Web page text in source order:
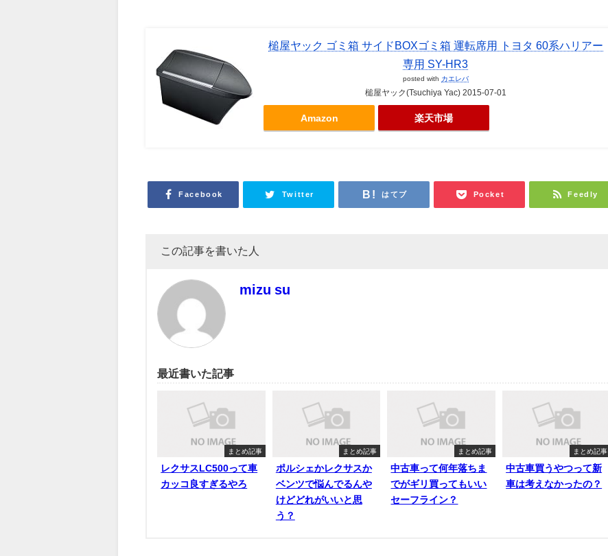
槌屋ヤック ゴミ箱 サイドBOXゴミ箱 運転席用 トヨタ 60系ハリアー
専用 SY-HR3
posted with カエレバ
槌屋ヤック(Tsuchiya Yac) 2015-07-01
Amazon 楽天市場
Facebook Twitter はてブ Pocket Feedly
この記事を書いた人
mizu su
最近書いた記事
まとめ記事
レクサスLC500って車
カッコ良すぎるやろ
まとめ記事
ポルシェかレクサスか
ベンツで悩んでるんや
けどどれがいいと思
う？
まとめ記事
中古車って何年落ちま
でがギリ買ってもいい
セーフライン？
まとめ記事
中古車買うやつって新
車は考えなかったの？